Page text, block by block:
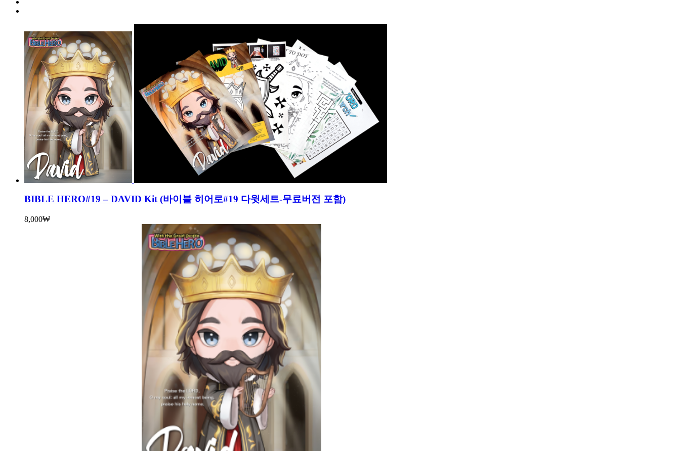
BIBLE HERO#19 – DAVID Kit (바이블 히어로#19 다윗세트-무료버전 포함)
8,000₩